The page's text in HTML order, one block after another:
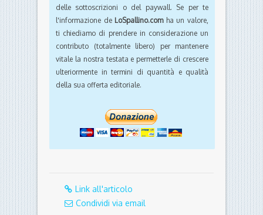
delle sottoscrizioni o del paywall. Se per te
l'informazione de LoSpallino.comha un valore,
ti chiediamo di prendere in considerazione un
contributo (totalmente libero) per mantenere
vitale la nostra testata e permetterle di crescere
ulteriormente in termini di quantità e qualità
della sua offerta editoriale.
Link all'articolo
Condividi via email